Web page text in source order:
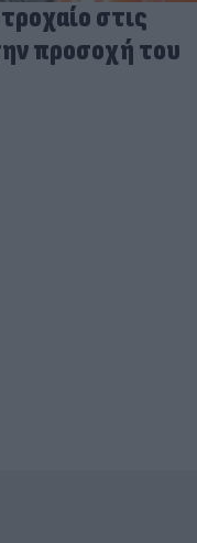
στις
προσοχή του